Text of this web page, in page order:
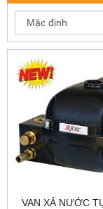
VAN XẢ NƯỚC